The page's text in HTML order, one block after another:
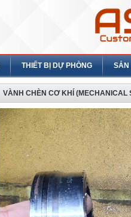
THIẾT BỊ DỰ PHÒNG SẢN
VÀNH CHÈN CƠ KHÍ (MECHANICAL